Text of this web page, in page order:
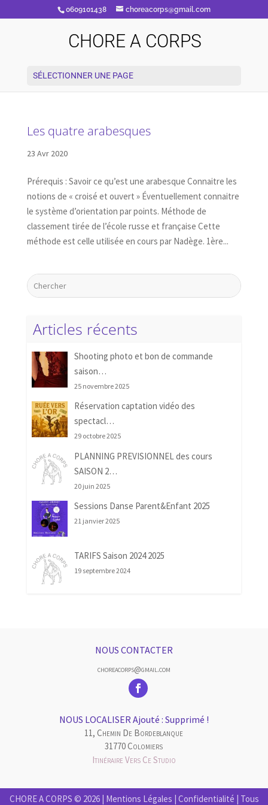
0609101438 choreacorps@gmail.com
CHORE A CORPS
SÉLECTIONNER UNE PAGE
Les quatre arabesques
23 Avr 2020
Prérequis : Savoir ce qu’est une arabesque Connaitre les
notions de « croisé et ouvert » Éventuellement connaitre
le système d’orientation par points. Méthode de
classement tirée de l’école russe et française Cette
méthode est celle utilisée en cours par Nadège. 1ère...
Articles récents
Shooting photo et bon de commande
saison…
25 novembre 2025
Réservation captation vidéo des
spectacl…
29 octobre 2025
PLANNING PREVISIONNEL des cours
SAISON 2…
20 juin 2025
Sessions Danse Parent&Enfant 2025
21 janvier 2025
TARIFS Saison 2024 2025
19 septembre 2024
NOUS CONTACTER
choreacorps@gmail.com
NOUS LOCALISER Ajouté : Supprimé !
11, Chemin De Bordeblanque
31770 Colomiers
Itinéraire Vers Ce Studio
CHORE A CORPS © 2026 | Mentions Légales | Confidentialité | Tous